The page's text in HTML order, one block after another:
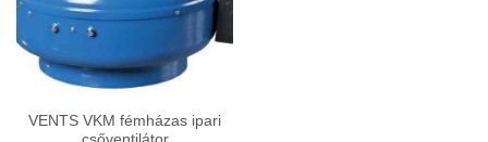
VENTS VKM fémházas ipari